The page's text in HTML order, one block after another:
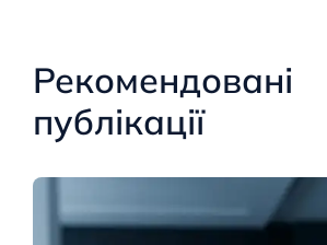
Рекомендовані
публікації